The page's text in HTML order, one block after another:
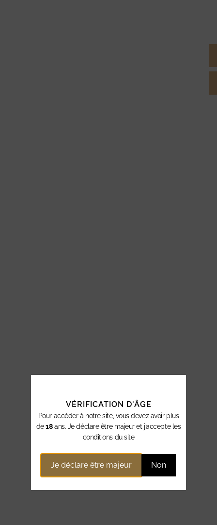
VÉRIFICATION D'ÂGE
Pour accéder à notre site, vous devez avoir plus
de18ans. Je déclare être majeur et j’accepte les
conditions du site
Je déclare être majeur Non